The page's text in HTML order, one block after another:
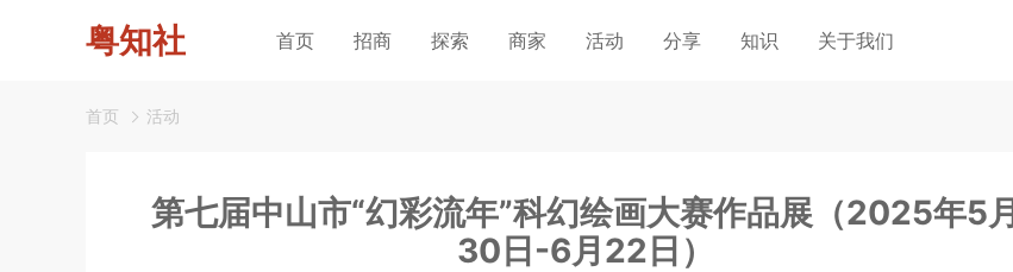
粤知社 首页 招商 探索 商家 活动 分享 知识 关于我们
首页 活动
第七届中山市“幻彩流年”科幻绘画大赛作品展（2025年5月
30日-6月22日）